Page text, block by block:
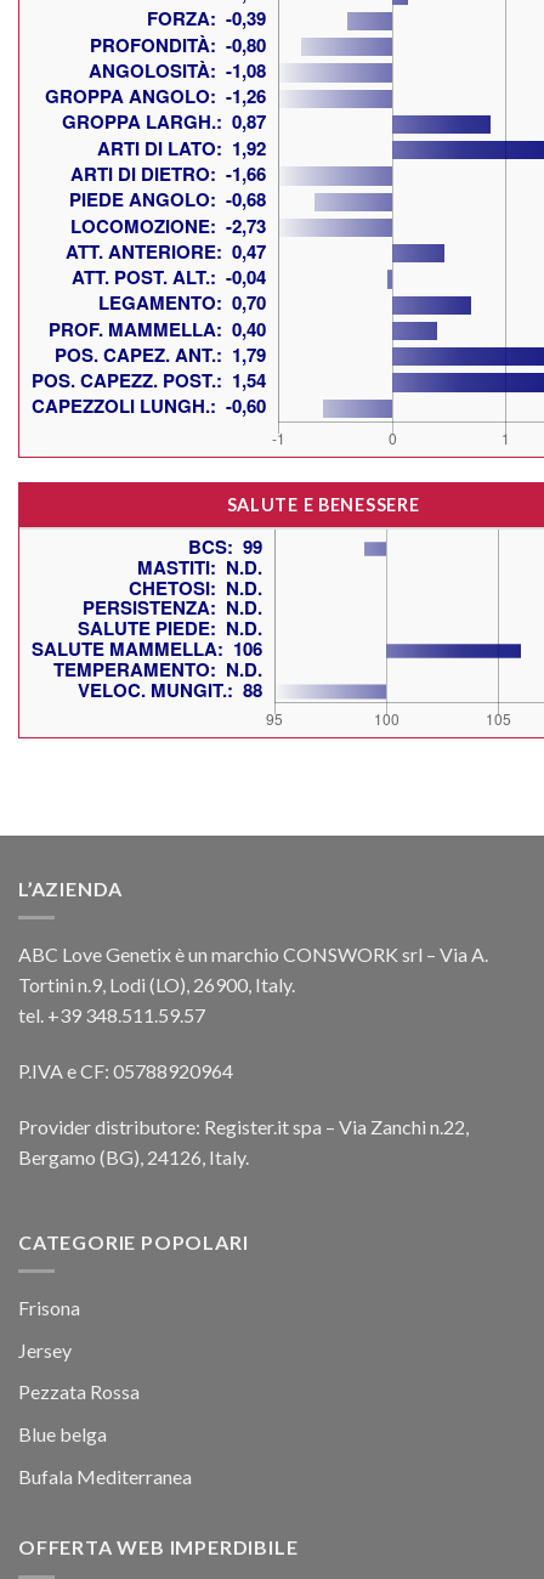
SALUTE E BENESSERE
L’AZIENDA
ABC Love Genetix è un marchio CONSWORK srl – Via A.
Tortini n.9, Lodi (LO), 26900, Italy.
tel. +39 348.511.59.57
P.IVA e CF: 05788920964
Provider distributore: Register.it spa – Via Zanchi n.22,
Bergamo (BG), 24126, Italy.
CATEGORIE POPOLARI
Frisona
Jersey
Pezzata Rossa
Blue belga
Bufala Mediterranea
OFFERTA WEB IMPERDIBILE